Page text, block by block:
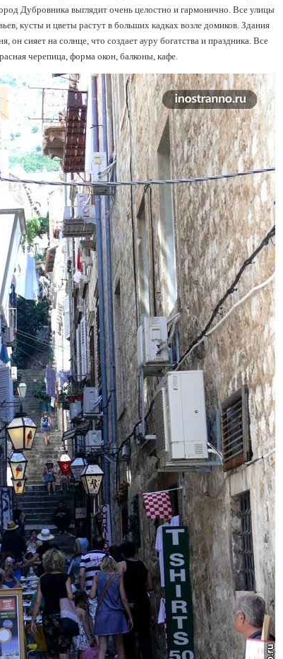
Дубровника выглядит очень целостно и гармонично. Все улицы
кусты и цветы растут в больших кадках возле домиков. Здания
он сияет на солнце, что создает ауру богатства и праздника. Все
черепица, форма окон, балконы, кафе.